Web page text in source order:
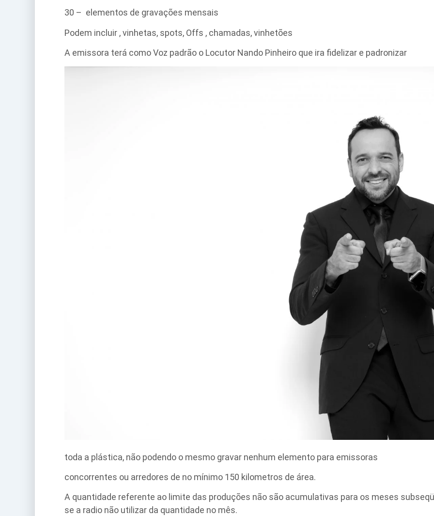
30 – elementos de gravações mensais
Podem incluir , vinhetas, spots, Offs , chamadas, vinhetões
A emissora terá como Voz padrão o Locutor Nando Pinheiro que ira fidelizar e padronizar
toda a plástica, não podendo o mesmo gravar nenhum elemento para emissoras
concorrentes ou arredores de no mínimo 150 kilometros de área.
A quantidade referente ao limite das produções não são acumulativas para os meses
se a radio não utilizar da quantidade no mês.